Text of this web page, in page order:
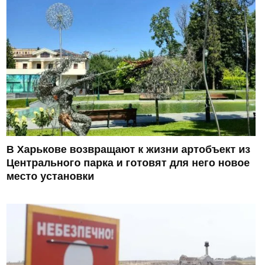
В Харькове возвращают к жизни артобъект из
Центрального парка и готовят для него новое
место установки